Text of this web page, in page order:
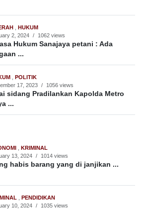
, HUKUM
2, 2024 / 1062 views
Hukum Sanajaya petani : Ada
...
, POLITIK
17, 2023 / 1056 views
sidang Pradilankan Kapolda Metro
...
, KRIMINAL
13, 2024 / 1014 views
habis barang yang di janjikan ...
, PENDIDIKAN
10, 2024 / 1035 views